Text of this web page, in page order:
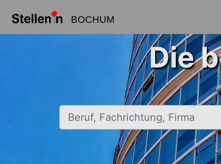
BOCHUM
Die
Beruf, Fachrichtung, Firma